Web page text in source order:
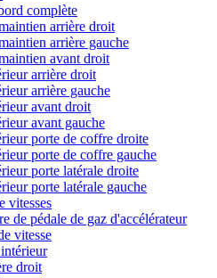
complète
arrière droit
arrière gauche
avant droit
arrière droit
arrière gauche
avant droit
avant gauche
porte de coffre droite
porte de coffre gauche
porte latérale droite
porte latérale gauche
vitesses
de pédale de gaz d'accélérateur
vitesse
droit